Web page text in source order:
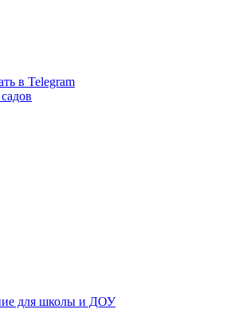
в Telegram
для школы и ДОУ